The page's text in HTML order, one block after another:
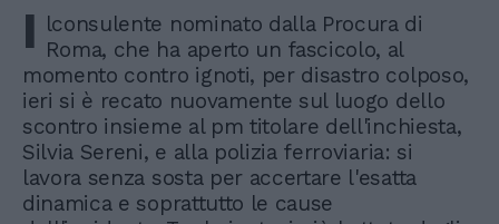
I lconsulente nominato dalla Procura di
Roma, che ha aperto un fascicolo, al
momento contro ignoti, per disastro colposo,
ieri si è recato nuovamente sul luogo dello
scontro insieme al pm titolare dell'inchiesta,
Silvia Sereni, e alla polizia ferroviaria: si
lavora senza sosta per accertare l'esatta
dinamica e soprattutto le cause